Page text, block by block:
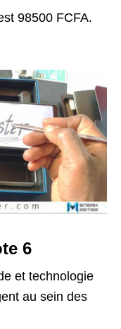
98500 FCFA.
6
et technologie
au sein des